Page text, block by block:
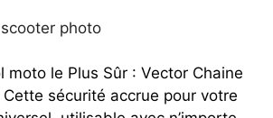
moto le Plus Sûr : Vector Chaine
Cette sécurité accrue pour votre